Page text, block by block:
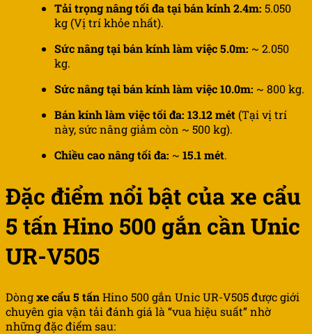
Tải trọng nâng tối đa tại bán kính 2.4m: 5.050
kg (Vị trí khỏe nhất).
Sức nâng tại bán kính làm việc 5.0m: ~ 2.050
kg.
Sức nâng tại bán kính làm việc 10.0m: ~ 800 kg.
Bán kính làm việc tối đa: 13.12 mét (Tại vị trí
này, sức nâng giảm còn ~ 500 kg).
Chiều cao nâng tối đa: ~ 15.1 mét.
Đặc điểm nổi bật của xe cẩu
5 tấn Hino 500 gắn cần Unic
UR-V505
Dòngxe cẩu 5 tấnHino 500 gắn Unic UR-V505 được giới
chuyên gia vận tải đánh giá là “vua hiệu suất” nhờ
những đặc điểm sau: